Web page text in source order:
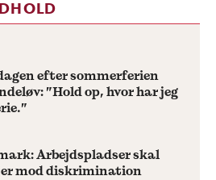
efter sommerferien
”Hold op, hvor har jeg
Arbejdspladser skal
mod diskrimination